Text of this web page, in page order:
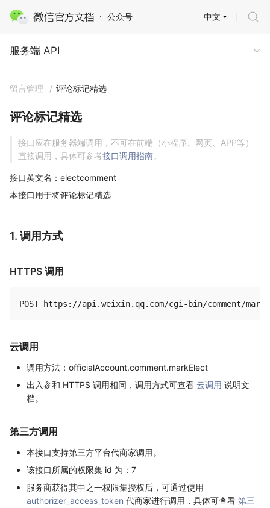
公众号
服务端 API
中文
服务端 API
留言管理 / 评论标记精选
评论标记精选
接口应在服务器端调用，不可在前端（小程序、网页、APP等）
直接调用，具体可参考接口调用指南。
接口英文名：electcomment
本接口用于将评论标记精选
1. 调用方式
HTTPS 调用
云调用
调用方法：officialAccount.comment.markElect
出入参和 HTTPS 调用相同，调用方式可查看 云调用 说明文
档。
第三方调用
本接口支持第三方平台代商家调用。
该接口所属的权限集 id 为：7
服务商获得其中之一权限集授权后，可通过使用
authorizer_access_token 代商家进行调用，具体可查看 第三